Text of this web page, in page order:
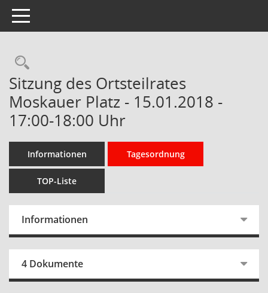
Toggle navigation
Rechercheauswahl
Sitzung des Ortsteilrates
Moskauer Platz - 15.01.2018 -
17:00-18:00 Uhr
Informationen Tagesordnung
TOP-Liste
Informationen
4 Dokumente